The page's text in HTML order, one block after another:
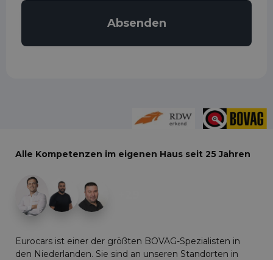
Alle Kompetenzen im eigenen Haus seit 25 Jahren
Eurocars ist einer der größten BOVAG-Spezialisten in
den Niederlanden. Sie sind an unseren Standorten in